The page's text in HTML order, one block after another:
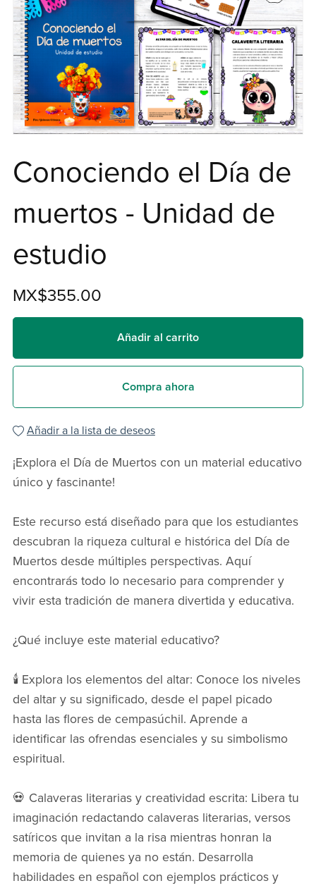
Conociendo el Día de
muertos - Unidad de
estudio
MX$355.00
Añadir al carrito
Compra ahora
Añadir a la lista de deseos
¡Explora el Día de Muertos con un material educativo
único y fascinante!
Este recurso está diseñado para que los estudiantes
descubran la riqueza cultural e histórica del Día de
Muertos desde múltiples perspectivas. Aquí
encontrarás todo lo necesario para comprender y
vivir esta tradición de manera divertida y educativa.
¿Qué incluye este material educativo?
🕯️ Explora los elementos del altar: Conoce los niveles
del altar y su significado, desde el papel picado
hasta las flores de cempasúchil. Aprende a
identificar las ofrendas esenciales y su simbolismo
espiritual.
💀 Calaveras literarias y creatividad escrita: Libera tu
imaginación redactando calaveras literarias, versos
satíricos que invitan a la risa mientras honran la
memoria de quienes ya no están. Desarrolla
habilidades en español con ejemplos prácticos y